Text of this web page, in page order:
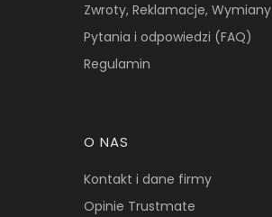
Zwroty, Reklamacje, Wymiany
Pytania i odpowiedzi (FAQ)
Regulamin
O NAS
Kontakt i dane firmy
Opinie Trustmate